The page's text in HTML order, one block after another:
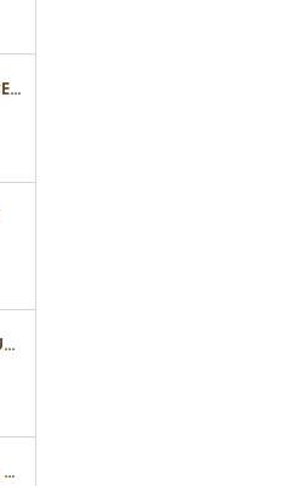
TUBES DE REMPLACEMENT POUR MÉCANISME SLIMLINE
HOUSSE NOIRE POUR STYLO
STYLO SLIMLINE OR - BARRETTE PLATE